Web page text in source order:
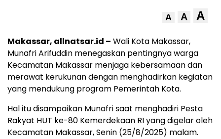
A A A
Makassar, allnatsar.id – Wali Kota Makassar,
Munafri Arifuddin menegaskan pentingnya warga
Kecamatan Makassar menjaga kebersamaan dan
merawat kerukunan dengan menghadirkan kegiatan
yang mendukung program Pemerintah Kota.
Hal itu disampaikan Munafri saat menghadiri Pesta
Rakyat HUT ke-80 Kemerdekaan RI yang digelar oleh
Kecamatan Makassar, Senin (25/8/2025) malam.